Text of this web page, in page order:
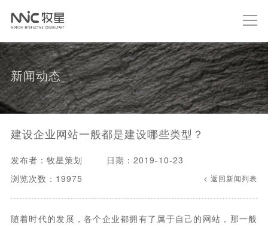
新闻动态
建设企业网站一般都是建设哪些类型？
发布者：牧星策划
日期：2019-10-23
浏览次数：19975
< 返回新闻列表
随着时代的发展，各个企业都拥有了属于自己的网站，那一般